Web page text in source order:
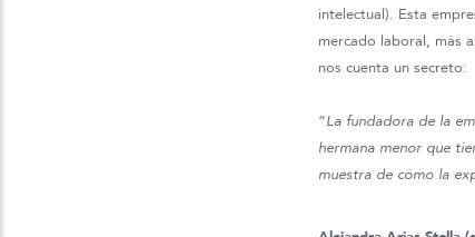
intelectual). Esta
mercado laboral, más
nos cuenta un secreto:
“La fundadora de la
hermana menor que
muestra de cómo la